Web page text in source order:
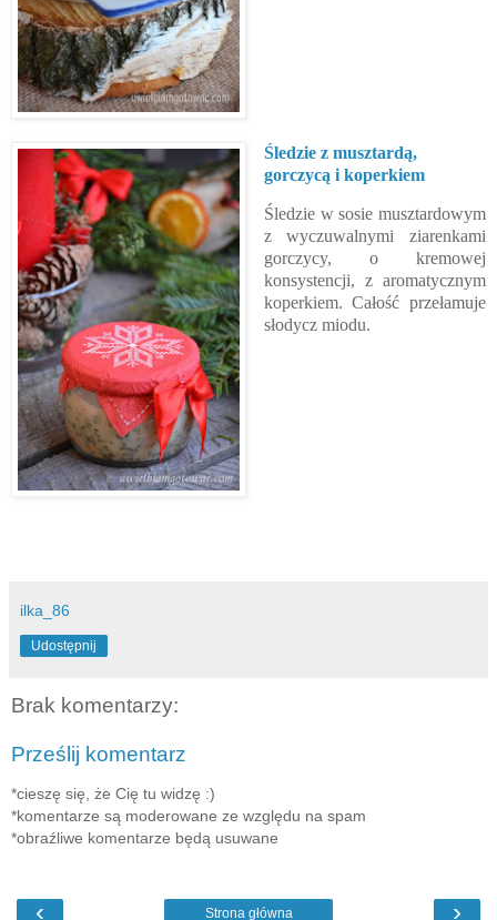
Śledzie z musztardą,
gorczycą i koperkiem
Śledzie w sosie musztardowym
z wyczuwalnymi ziarenkami
gorczycy, o kremowej
konsystencji, z aromatycznym
koperkiem. Całość przełamuje
słodycz miodu.
ilka_86
Udostępnij
Brak komentarzy:
Prześlij komentarz
*cieszę się, że Cię tu widzę :)
*komentarze są moderowane ze względu na spam
*obraźliwe komentarze będą usuwane
‹ ›
Strona główna